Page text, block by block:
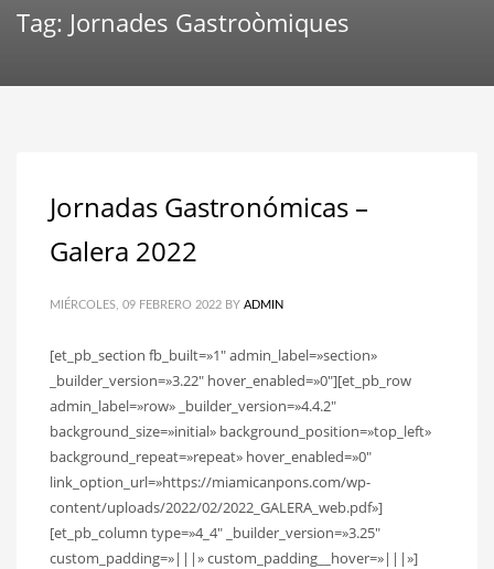
Tag: Jornades Gastroòmiques
Jornadas Gastronómicas –
Galera 2022
MIÉRCOLES, 09 FEBRERO 2022 BY ADMIN
[et_pb_section fb_built=»1″ admin_label=»section»
_builder_version=»3.22″ hover_enabled=»0″][et_pb_row
admin_label=»row» _builder_version=»4.4.2″
background_size=»initial» background_position=»top_left»
background_repeat=»repeat» hover_enabled=»0″
link_option_url=»https://miamicanpons.com/wp-
content/uploads/2022/02/2022_GALERA_web.pdf»]
[et_pb_column type=»4_4″ _builder_version=»3.25″
custom_padding=»|||» custom_padding__hover=»|||»]